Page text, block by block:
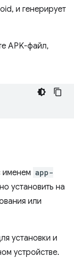
и генерирует
APK-файл,
именем app-
установить на
или
установки и
устройстве.